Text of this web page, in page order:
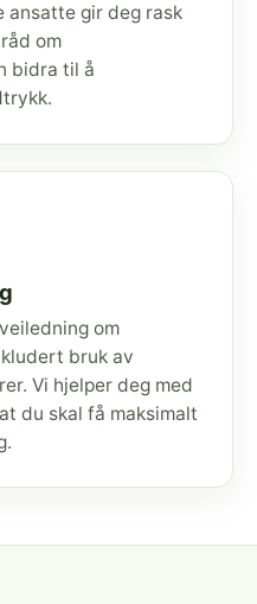
ansatte gir deg rask
om
bidra til å
om
bruk av
Vi hjelper deg med
du skal få maksimalt